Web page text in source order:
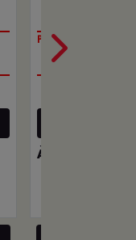
OPORTUNIDADE
À VISTA POR